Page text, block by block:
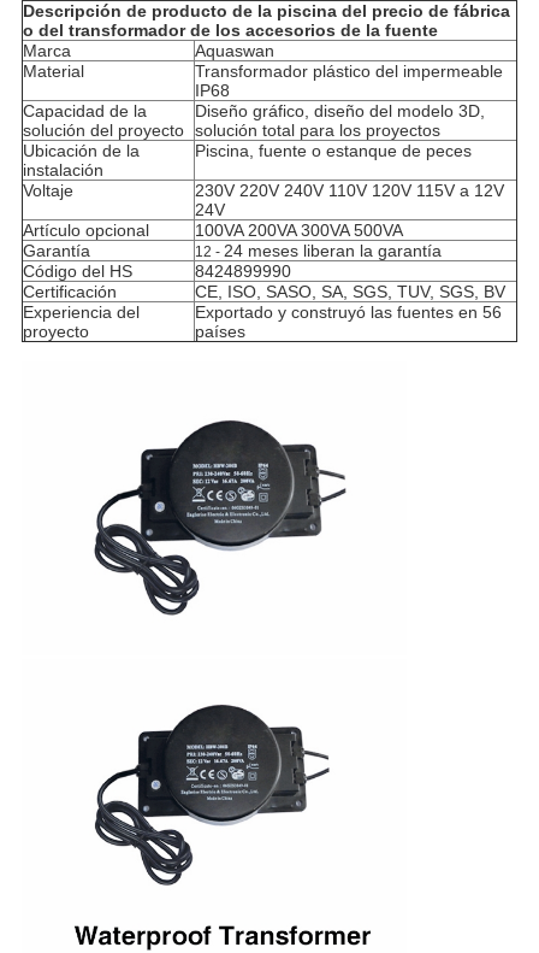
Descripción de producto de la piscina del precio de fábrica
o del transformador de los accesorios de la fuente
Marca
Aquaswan
Material
Transformador plástico del impermeable
IP68
Capacidad de la
solución del proyecto
Diseño gráfico, diseño del modelo 3D,
solución total para los proyectos
Ubicación de la
instalación
Piscina, fuente o estanque de peces
Voltaje
230V 220V 240V 110V 120V 115V a 12V
24V
Artículo opcional
100VA 200VA 300VA 500VA
Garantía
12 - 24 meses liberan la garantía
Código del HS
8424899990
Certificación
CE, ISO, SASO, SA, SGS, TUV, SGS, BV
Experiencia del
proyecto
Exportado y construyó las fuentes en 56
países